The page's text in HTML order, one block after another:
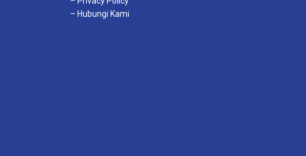
– Hubungi Kami